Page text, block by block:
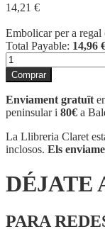
14,21 €
Embolicar per a regal
Total Payable: 14,96
quantitat
de
DÉJATE
AMAR
Comprar
Enviament gratuït
peninsular i 80€ a
La Llibreria Claret
inclosos. Els
DÉJATE
PARA